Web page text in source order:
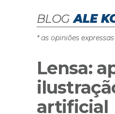
BLOG ALE
* as opiniões
Lensa:
artificial